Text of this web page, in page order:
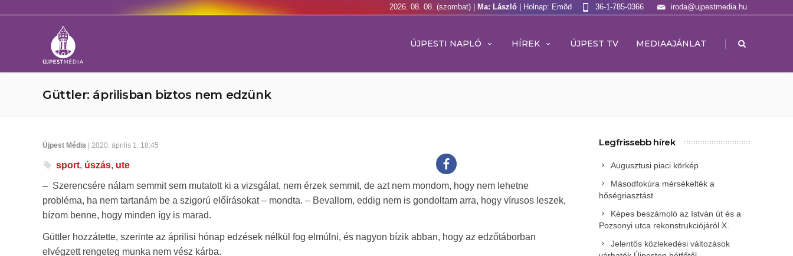
2026. 08. 08. (szombat) | Ma: László | Holnap: Emõd iroda@ujpestmedia.hu
36-1-785-0366
ÚJPESTI NAPLÓ HÍREK ÚJPEST TV MEDIAAJÁNLAT |
Güttler: áprilisban biztos nem edzünk
Újpest Média | 2020. április 1. 18:45
sport, úszás, ute
– Szerencsére nálam semmit sem mutatott ki a vizsgálat, nem érzek semmit, de azt nem mondom, hogy nem lehetne
probléma, ha nem tartanám be a szigorú előírásokat – mondta. – Bevallom, eddig nem is gondoltam arra, hogy vírusos leszek,
bízom benne, hogy minden így is marad.
Güttler hozzátette, szerinte az áprilisi hónap edzések nélkül fog elmúlni, és nagyon bízik abban, hogy az edzőtáborban
elvégzett rengeteg munka nem vész kárba.
Legfrissebb hírek
Augusztusi piaci körkép
Másodfokúra mérsékelték a
hőségriasztást
Képes beszámoló az István út és a
Pozsonyi utca rekonstrukciójáról X.
Jelentős közlekedési változások